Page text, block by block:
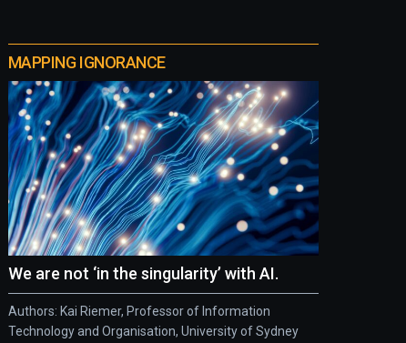
MAPPING IGNORANCE
We are not ‘in the singularity’ with AI.
Authors: Kai Riemer, Professor of Information
Technology and Organisation, University of Sydney